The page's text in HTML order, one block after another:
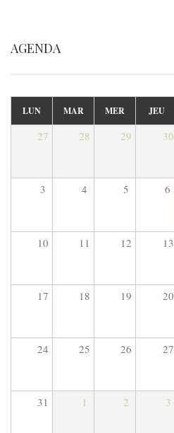
AGENDA
LUN MAR MER JEU
27 28 29 30
3 4 5 6
10 11 12 13
17 18 19 20
24 25 26 27
31 1 2 3